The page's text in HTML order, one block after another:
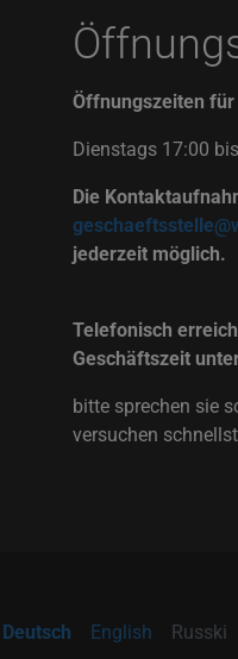
Öffnungszeiten
Dienstags 17:00
Die
jederzeit möglich.
Telefonisch
Geschäftszeit
bitte sprechen sie
versuchen
Deutsch English Russki